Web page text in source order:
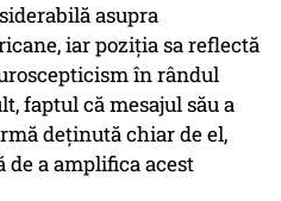
asupra
iar poziția sa reflectă
în rândul
faptul că mesajul său a
deținută chiar de el,
de a amplifica acest